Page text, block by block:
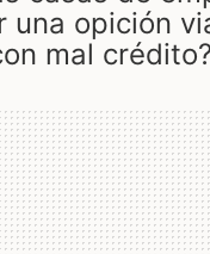
una opición
mal crédito?